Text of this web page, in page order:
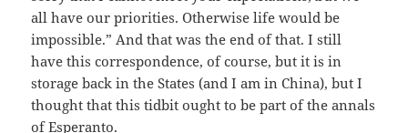
all have our priorities. Otherwise life would be
impossible.” And that was the end of that. I still
have this correspondence, of course, but it is in
storage back in the States (and I am in China), but I
thought that this tidbit ought to be part of the annals
of Esperanto.